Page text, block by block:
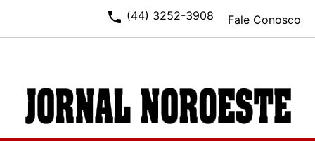
Fale Conosco
phone (44) 3252-3908